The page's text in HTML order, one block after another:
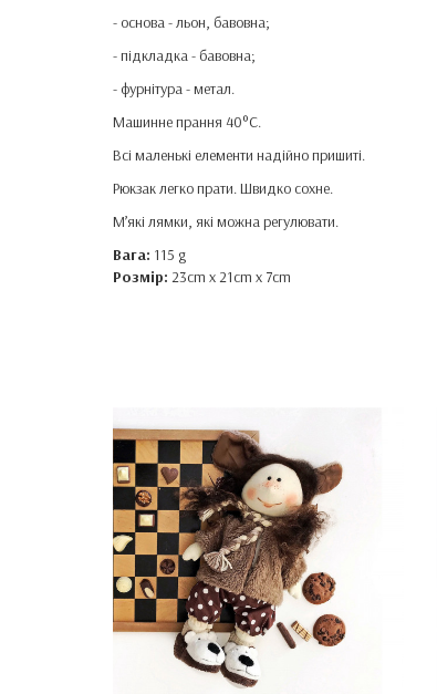
- основа - льон, бавовна;
- підкладка - бавовна;
- фурнітура - метал.
Машинне прання 40°C.
Всі маленькі елементи надійно пришиті.
Рюкзак легко прати. Швидко сохне.
М’які лямки, які можна регулювати.
Вага: 115 g
Розмір: 23cm x 21cm x 7cm